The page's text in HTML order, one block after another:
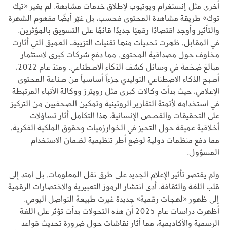
أخرى مثل إنستغرام ويوتيوب لإطلاق خدمات مشابهة. لم يغير «تيك
توك» طريقة مشاهدة المحتوى فحسب، بل غيّر أيضًا مفهوم الشهرة
والتأثير وأوجد اقتصادًا رقميًا جديدًا قائمًا على التسويق بالمؤثرين.
في المقابل، ظهرت تحديات منها تقنيات التزييف العميق التي أثارت
مخاوف حول مصداقية المحتوى، مما دفع شركات كبرى لاستثمار
مبالغ ضخمة في وسائل كشف الذكاء الاصطناعي. ومنذ عام 2022،
أصبح الذكاء الاصطناعي التوليدي جزءاً أساسياً من صناعة المحتوى
الإعلامي، حيث بدأت وكالات كبرى مثل رويترز ووكالة الأنباء المرتبطة
في استخدامه لأتمتة التقارير الروتينية وتمكين الصحفيين من التركيز
على التحقيقات والقصص الإنسانية. هذا التكامل أثار تساؤلات
أخلاقية عميقة حول التحيز في الخوارزميات وحقوق الملكية الفكرية،
مما دفع منظمات دولية لوضع أطر تنظيمية لضمان الاستخدام
المسؤول.
ولم يقتصر تأثير الإعلام الجديد على طرق نقل المعلومات، بل امتد إلى
قلب اللغة والثقافة. أدى انتشار الرموز التعبيرية والاختصارات الرقمية
إلى ظهور «لهجات رقمية» جديدة غيرت طبيعة التواصل اليومي.
أظهرت دراسات عام 2025 أن هذه التحولات بدأت تؤثر على اللغة
الرسمية والأكاديمية، مما أثار نقاشات حول ضرورة تحديث قواعد